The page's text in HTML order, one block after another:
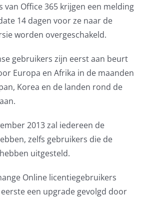
van Office 365 krijgen een melding
14 dagen voor ze naar de
worden overgeschakeld.
gebruikers zijn eerst aan beurt
Europa en Afrika in de maanden
Korea en de landen rond de
2013 zal iedereen de
zelfs gebruikers die de
uitgesteld.
Online licentiegebruikers
een upgrade gevolgd door